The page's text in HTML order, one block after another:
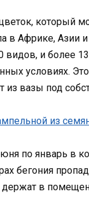
который
в Африке,
видов, и более
условиях.
из вазы под
по январь в
бегония
в